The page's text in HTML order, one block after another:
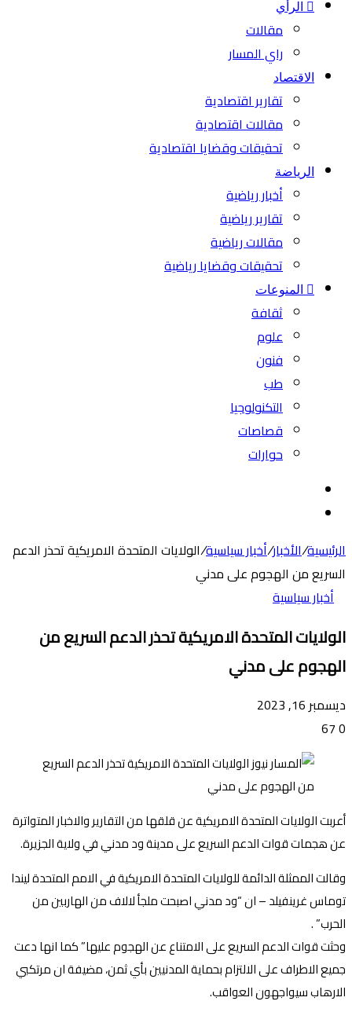
الرأي
مقالات
راي المسار
الاقتصاد
تقارير اقتصادية
مقالات اقتصادية
تحقيقات وقضايا اقتصادية
الرياضة
أخبار رياضية
تقارير رياضية
مقالات رياضية
تحقيقات وقضايا رياضية
المنوعات
ثقافة
علوم
فنون
طب
التكنولوجيا
قصاصات
حوارات
الرئيسية/الأخبار/أخبار سياسية/الولايات المتحدة الامريكية تحذر الدعم
السريع من الهجوم على مدني
أخبار سياسية
الولايات المتحدة الامريكية تحذر الدعم السريع من
الهجوم على مدني
ديسمبر 16, 2023
0
أعربت الولايات المتحدة الامريكية عن قلقها من التقارير والاخبار المتواترة
عن هجمات قوات الدعم السريع على مدينة ود مدني في ولاية الجزيرة.
وقالت الممثلة الدائمة للولايات المتحدة الامريكية في الامم المتحدة ليندا
توماس غرينفيلد – ان “ود مدني اصبحت ملجأ لالاف من الهاربين من
الحرب” .
وحثت قوات الدعم السريع على الامتناع عن الهجوم عليها” كما انها دعت
جميع الاطراف على الالتزام بحماية المدنيين بأي ثمن، مضيفة ان مرتكبي
الارهاب سيواجهون العواقب.